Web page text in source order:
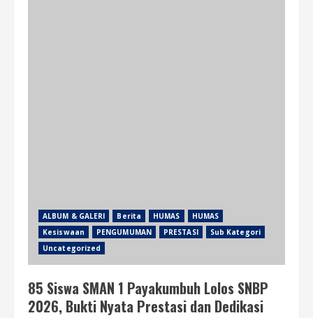
ALBUM & GALERI Berita HUMAS
HUMAS
Kesiswaan
PENGUMUMAN PRESTASI
Sub Kategori
Uncategorized
85 Siswa SMAN 1 Payakumbuh Lolos SNBP
2026, Bukti Nyata Prestasi dan Dedikasi